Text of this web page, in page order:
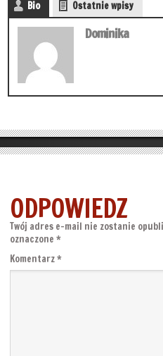
Bio Ostatnie wpisy
Dominika
ODPOWIEDZ
Twój adres e-mail nie zostanie
oznaczone *
Komentarz*